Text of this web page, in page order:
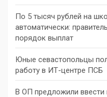
По 5 тысяч рублей на
автоматически:
порядок выплат
Юные севастопольцы
работу в ИТ-центре ПСБ
В ОП предложили ввести